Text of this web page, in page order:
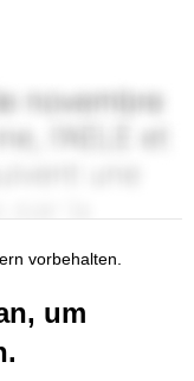
vorbehalten.
um